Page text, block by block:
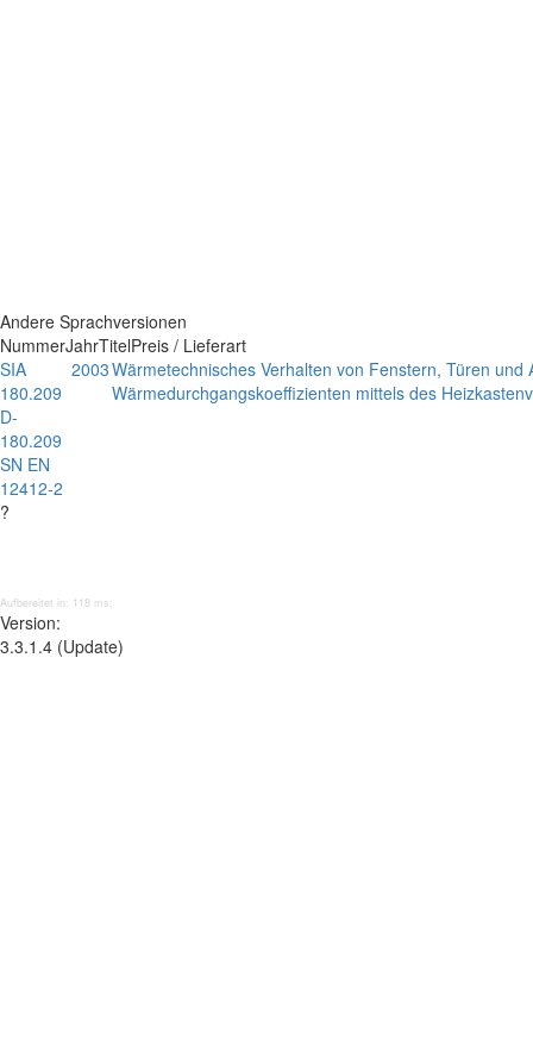
Andere Sprachversionen
NummerJahrTitelPreis / Lieferart
SIA
180.209
D-
180.209
SN EN
12412-2
?
2003Wärmetechnisches Verhalten von Fenstern, Türen und
Wärmedurchgangskoeffizienten mittels des
Aufbereitet in: 118 ms;
Version:
3.3.1.4 (Update)